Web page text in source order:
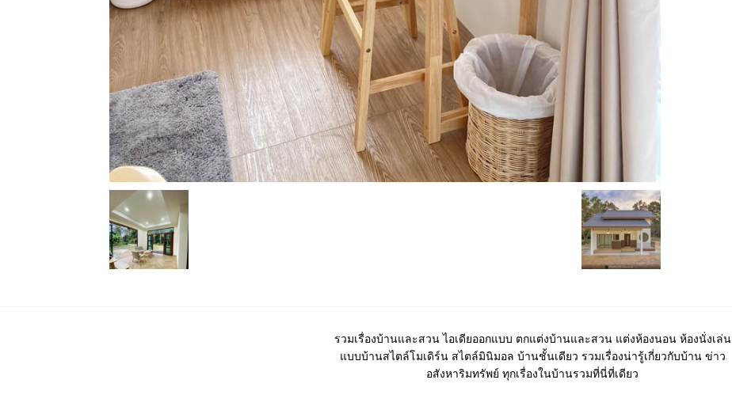
รวมเรื่องบ้านและสวน ไอเดียออกแบบ ตกแต่งบ้านและสวน แต่งห้องนอน ห้องนั่งเล่น
แบบบ้านสไตล์โมเดิร์น สไตล์มินิมอล บ้านชั้นเดียว รวมเรื่องน่ารู้เกี่ยวกับบ้าน ข่าว
อสังหาริมทรัพย์ ทุกเรื่องในบ้านรวมที่นี่ที่เดียว